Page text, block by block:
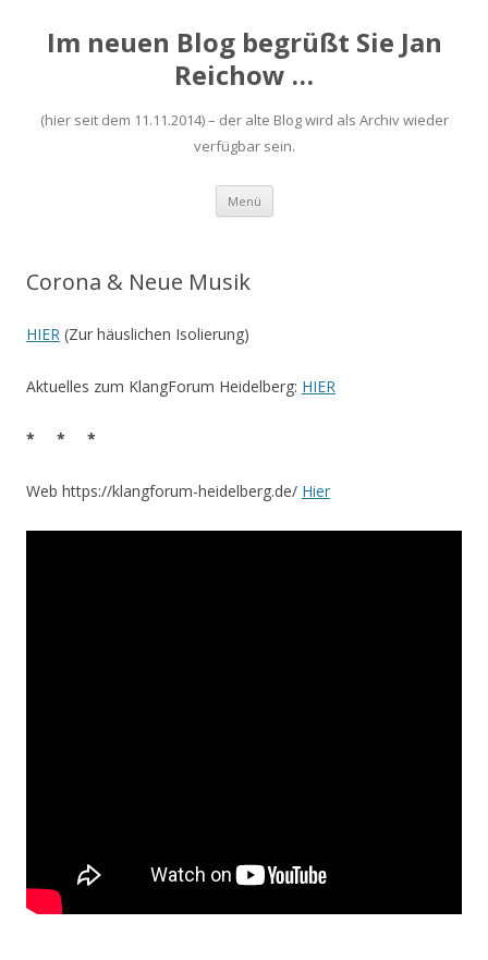
Im neuen Blog begrüßt Sie Jan
Reichow …
(hier seit dem 11.11.2014) – der alte Blog wird als Archiv wieder
verfügbar sein.
Menü Zum
springen
Corona & Neue Musik
HIER (Zur häuslichen Isolierung)
Aktuelles zum KlangForum Heidelberg: HIER
* * *
Web https://klangforum-heidelberg.de/ Hier